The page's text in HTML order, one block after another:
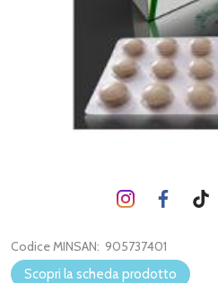
Codice MINSAN: 905737401
Scopri la scheda prodotto